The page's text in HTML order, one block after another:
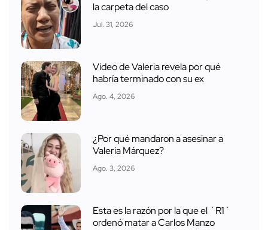
la carpeta del caso
Jul. 31, 2026
Video de Valeria revela por qué
habría terminado con su ex
Ago. 4, 2026
¿Por qué mandaron a asesinar a
Valeria Márquez?
Ago. 3, 2026
Esta es la razón por la que el ´R1´
ordenó matar a Carlos Manzo